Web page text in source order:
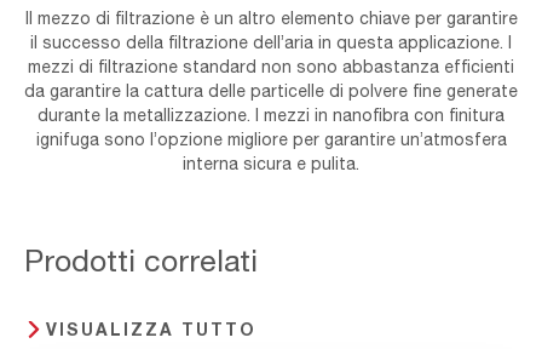
Il mezzo di filtrazione è un altro elemento chiave per garantire
il successo della filtrazione dell’aria in questa applicazione. I
mezzi di filtrazione standard non sono abbastanza efficienti
da garantire la cattura delle particelle di polvere fine generate
durante la metallizzazione. I mezzi in nanofibra con finitura
ignifuga sono l’opzione migliore per garantire un’atmosfera
interna sicura e pulita.
Prodotti correlati
VISUALIZZA TUTTO